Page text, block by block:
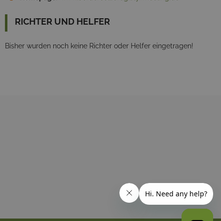
RICHTER UND HELFER
Bisher wurden noch keine Richter oder Helfer eingetragen!